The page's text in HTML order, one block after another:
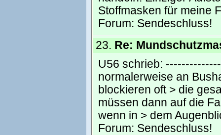
Stoffmasken für meine
Forum: Sendeschluss!
23. Re:
U56 schrieb:
normalerweise an
blockieren oft > die
müssen dann auf die
wenn in > dem
Forum: Sendeschluss!